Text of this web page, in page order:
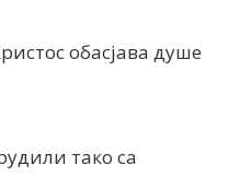
обасјава душе
тако са